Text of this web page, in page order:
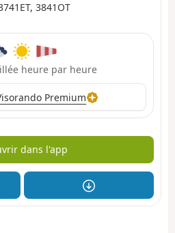
3841OT
heure par heure
Premium
dans l'app